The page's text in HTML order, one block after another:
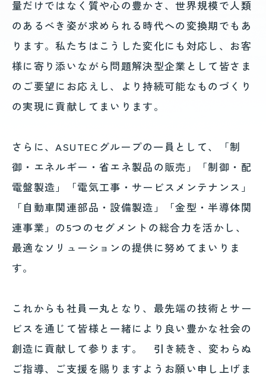
量だけではなく質や心の豊かさ、世界規模で人類
のあるべき姿が求められる時代への変換期でもあ
ります。私たちはこうした変化にも対応し、お客
様に寄り添いながら問題解決型企業として皆さま
のご要望にお応えし、より持続可能なものづくり
の実現に貢献してまいります。
さらに、ASUTECグループの一員として、「制
御・エネルギー・省エネ製品の販売」「制御・配
電盤製造」「電気工事・サービスメンテナンス」
「自動車関連部品・設備製造」「金型・半導体関
連事業」の5つのセグメントの総合力を活かし、
最適なソリューションの提供に努めてまいりま
す。
これからも社員一丸となり、最先端の技術とサー
ビスを通じて皆様と一緒により良い豊かな社会の
創造に貢献して参ります。 引き続き、変わらぬ
ご指導、ご支援を賜りますようお願い申し上げま